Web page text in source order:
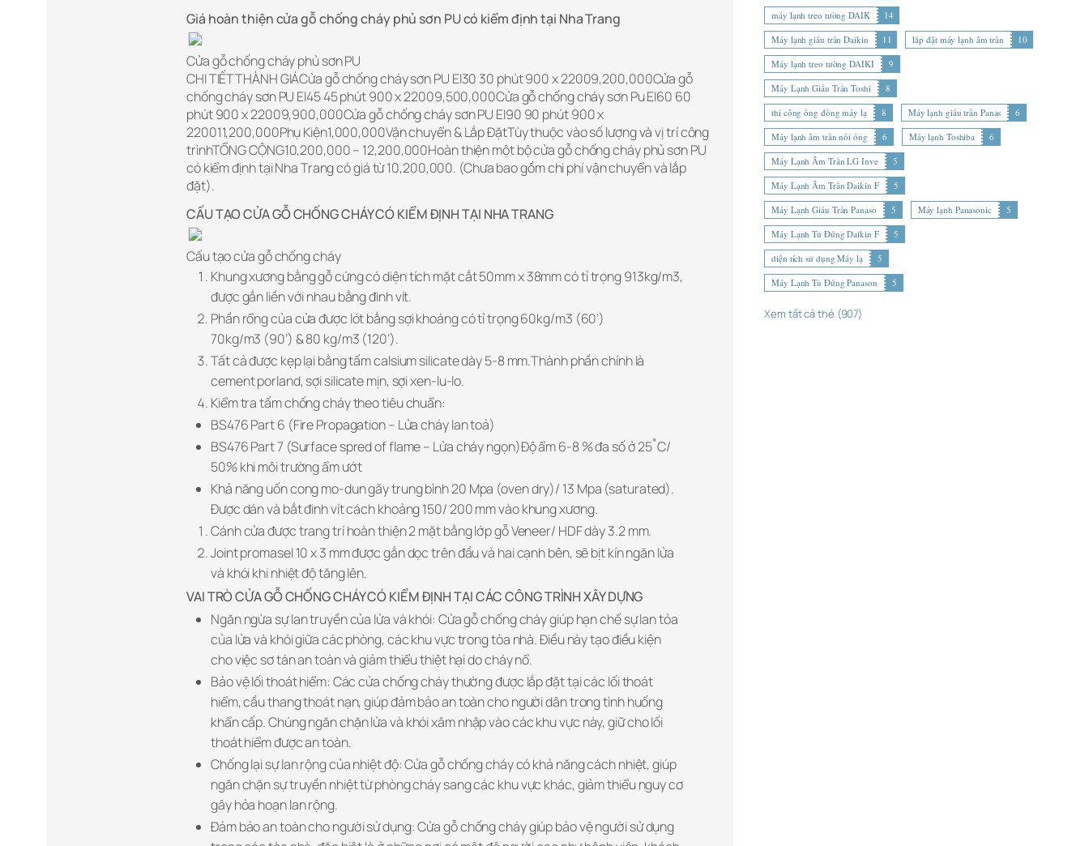
Giá hoàn thiện cửa gỗ chống cháy phủ sơn PU có kiểm định tại Nha Trang
Cửa gỗ chống cháy phủ sơn PU
CHI TIẾTTHÀNH GIÁCửa gỗ chống cháy sơn PU EI30 30 phút 900 x 22009,200,000Cửa gỗ
chống cháy sơn PU EI45 45 phút 900 x 22009,500,000Cửa gỗ chống cháy sơn Pu EI60 60
phút 900 x 22009,900,000Cửa gỗ chống cháy sơn PU EI90 90 phút 900 x
220011,200,000Phụ Kiện1,000,000Vận chuyển & Lắp ĐặtTùy thuộc vào số lượng và vị trí công
trìnhTỔNG CỘNG10,200,000 – 12,200,000Hoàn thiện một bộ cửa gỗ chống cháy phủ sơn PU
có kiểm định tại Nha Trang có giá từ 10,200,000. (Chưa bao gồm chi phí vận chuyển và lắp
đặt).
CẤU TẠO CỬA GỖ CHỐNG CHÁY CÓ KIỂM ĐỊNH TẠI NHA TRANG
Cấu tạo cửa gỗ chống cháy
Khung xương bằng gỗ cứng có diện tích mặt cắt 50mm x 38mm có tỉ trọng 913kg/m3,
được gắn liền với nhau bằng đinh vít.
Phần rổng của cửa được lót bằng sợi khoáng có tỉ trọng 60kg/m3 (60’)
70kg/m3 (90’) & 80 kg/m3 (120’).
Tất cả được kẹp lại bằng tấm calsium silicate dày 5-8 mm.Thành phần chính là
cement porland, sợi silicate mịn, sợi xen-lu-lo.
Kiểm tra tấm chống cháy theo tiêu chuẩn:
BS476 Part 6 (Fire Propagation – Lửa cháy lan toả)
BS476 Part 7 (Surface spred of flame – Lửa cháy ngọn)Độ ẩm 6-8 % đa số ở 25˚C/
50% khi môi trường ẩm ướt
Khả năng uốn cong mo-dun gãy trung bình 20 Mpa (oven dry)/ 13 Mpa (saturated).
Được dán và bắt đinh vít cách khoảng 150/ 200 mm vào khung xương.
Cánh cửa được trang trí hoàn thiện 2 mặt bằng lớp gỗ Veneer/ HDF dày 3.2 mm.
Joint promasel 10 x 3 mm được gắn dọc trên đầu và hai cạnh bên, sẽ bịt kín ngăn lửa
và khói khi nhiệt độ tăng lên.
VAI TRÒ CỬA GỖ CHỐNG CHÁY CÓ KIỂM ĐỊNH TẠI CÁC CÔNG TRÌNH XÂY DỰNG
Ngăn ngừa sự lan truyền của lửa và khói: Cửa gỗ chống cháy giúp hạn chế sự lan tỏa
của lửa và khói giữa các phòng, các khu vực trong tòa nhà. Điều này tạo điều kiện
cho việc sơ tán an toàn và giảm thiểu thiệt hại do cháy nổ.
Bảo vệ lối thoát hiểm: Các cửa chống cháy thường được lắp đặt tại các lối thoát
hiểm, cầu thang thoát nạn, giúp đảm bảo an toàn cho người dân trong tình huống
khẩn cấp. Chúng ngăn chặn lửa và khói xâm nhập vào các khu vực này, giữ cho lối
thoát hiểm được an toàn.
Chống lại sự lan rộng của nhiệt độ: Cửa gỗ chống cháy có khả năng cách nhiệt, giúp
ngăn chặn sự truyền nhiệt từ phòng cháy sang các khu vực khác, giảm thiểu nguy cơ
gây hỏa hoạn lan rộng.
Đảm bảo an toàn cho người sử dụng: Cửa gỗ chống cháy giúp bảo vệ người sử dụng
máy lạnh treo tường DAIK
14
Máy lạnh giấu trần Daikin
11 lắp đặt máy lạnh âm trần
10
Máy lạnh treo tường DAIKI
9
Máy Lạnh Giấu Trần Toshi
8
thi công ống đồng máy lạ
8 Máy lạnh giấu trần Panas
6
Máy lạnh âm trần nối ống
6 Máy lạnh Toshiba
6
Máy Lạnh Âm Trần LG Inve
5
Máy Lạnh Âm Trần Daikin F
5
Máy Lạnh Giấu Trần Panaso
5 Máy lạnh Panasonic
5
Máy Lạnh Tủ Đứng Daikin F
5
diện tích sử dụng Máy lạ
5
Máy Lạnh Tủ Đứng Panason
5
Xem tất cả thẻ (907)